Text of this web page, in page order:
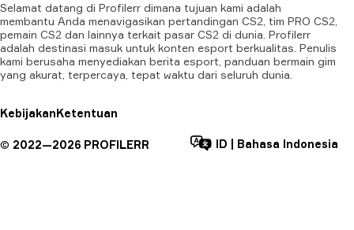
Selamat datang di Profilerr dimana tujuan kami adalah
membantu Anda menavigasikan pertandingan CS2, tim PRO CS2,
pemain CS2 dan lainnya terkait pasar CS2 di dunia. Profilerr
adalah destinasi masuk untuk konten esport berkualitas. Penulis
kami berusaha menyediakan berita esport, panduan bermain gim
yang akurat, terpercaya, tepat waktu dari seluruh dunia.
KebijakanKetentuan
© 2022—2026 PROFILERR ID Bahasa Indonesia